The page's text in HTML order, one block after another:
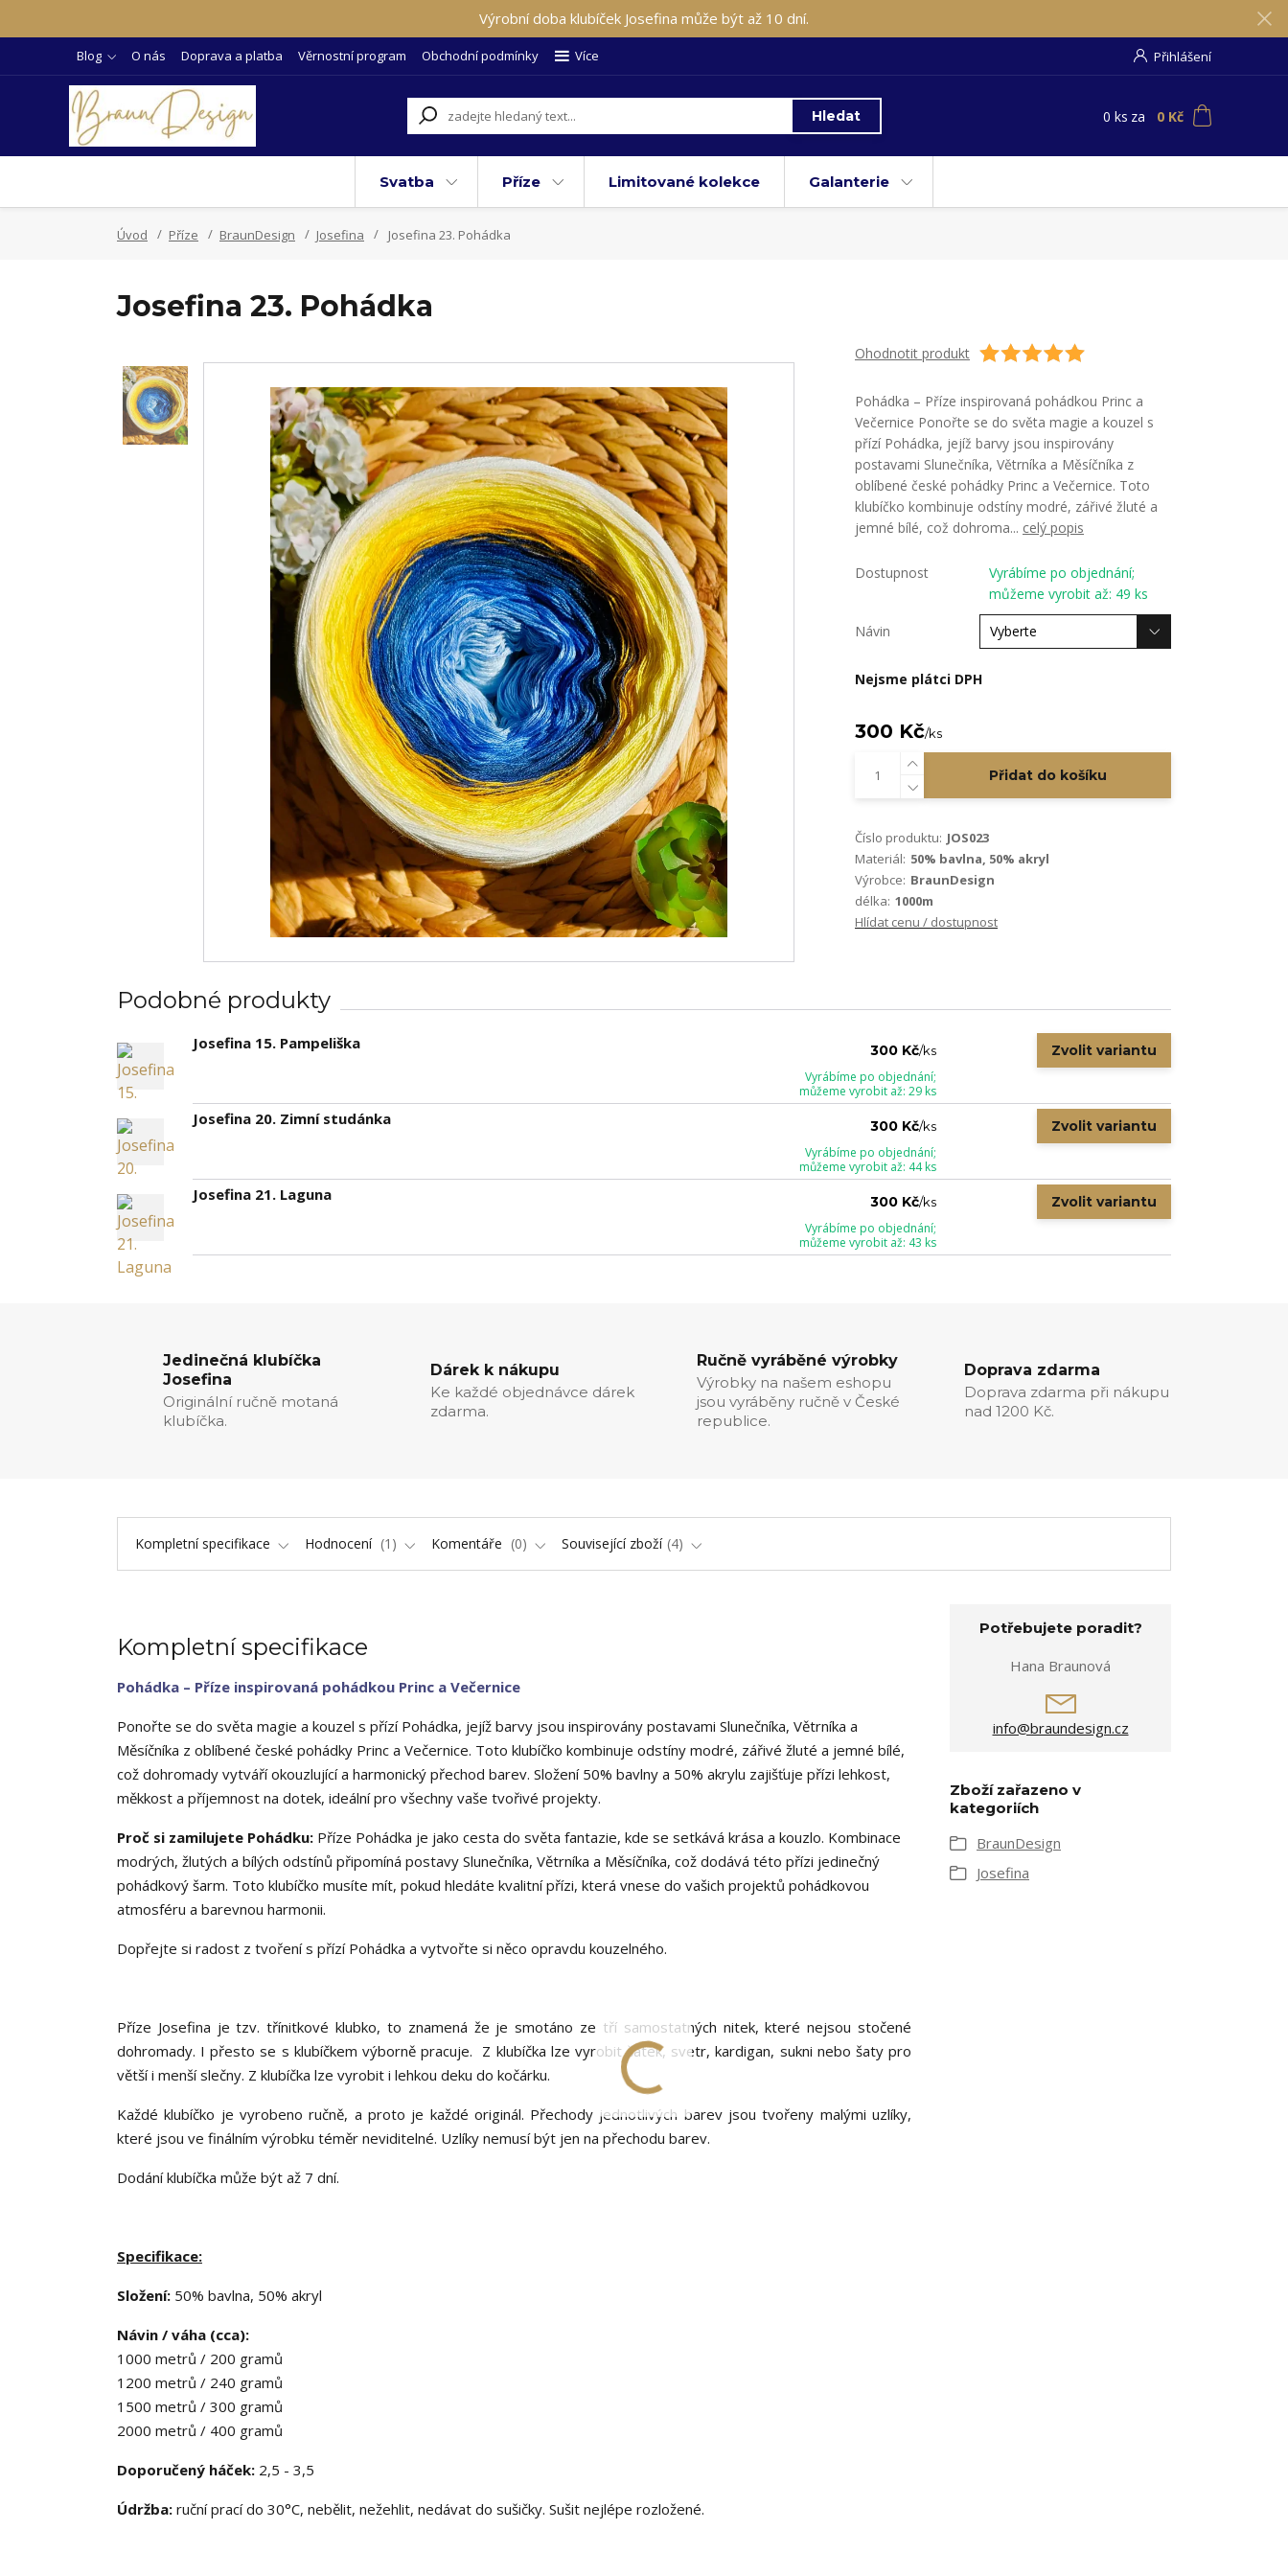
Výrobní doba klubíček Josefina může být až 10 dní.
Blog O nás Doprava a platba Věrnostní program Obchodní podmínky Více Přihlášení
Hledat 0 ks za 0 Kč
Svatba Příze Limitované kolekce Galanterie
Úvod Příze BraunDesign Josefina Josefina 23. Pohádka
Josefina 23. Pohádka
Ohodnotit produkt
Pohádka – Příze inspirovaná pohádkou Princ a
Večernice Ponořte se do světa magie a kouzel s
přízí Pohádka, jejíž barvy jsou inspirovány
postavami Slunečníka, Větrníka a Měsíčníka z
oblíbené české pohádky Princ a Večernice. Toto
klubíčko kombinuje odstíny modré, zářivé žluté a
jemné bílé, což dohroma... celý popis
Dostupnost
Vyrábíme po objednání;
můžeme vyrobit až: 49 ks
Návin
Nejsme plátci DPH
300 Kč/ks
Přidat do košíku
Číslo produktu: JOS023
Materiál: 50% bavlna, 50% akryl
Výrobce: BraunDesign
délka: 1000m
Hlídat cenu / dostupnost
Podobné produkty
Josefina 15. Pampeliška 300 Kč/ks
Vyrábíme po objednání;
můžeme vyrobit až: 29 ks
Zvolit variantu
Josefina 20. Zimní studánka 300 Kč/ks
Vyrábíme po objednání;
můžeme vyrobit až: 44 ks
Zvolit variantu
Josefina 21. Laguna 300 Kč/ks
Vyrábíme po objednání;
můžeme vyrobit až: 43 ks
Zvolit variantu
Jedinečná klubíčka
Josefina
Originální ručně motaná
klubíčka.
Dárek k nákupu
Ke každé objednávce dárek
zdarma.
Ručně vyráběné výrobky
Výrobky na našem eshopu
jsou vyráběny ručně v České
republice.
Doprava zdarma
Doprava zdarma při nákupu
nad 1200 Kč.
Kompletní specifikace Hodnocení 1 Komentáře 0 Související zboží 4
Kompletní specifikace
Pohádka – Příze inspirovaná pohádkou Princ a Večernice
Ponořte se do světa magie a kouzel s přízí Pohádka, jejíž barvy jsou inspirovány postavami Slunečníka, Větrníka a
Měsíčníka z oblíbené české pohádky Princ a Večernice. Toto klubíčko kombinuje odstíny modré, zářivé žluté a jemné bílé,
což dohromady vytváří okouzlující a harmonický přechod barev. Složení 50% bavlny a 50% akrylu zajišťuje přízi lehkost,
měkkost a příjemnost na dotek, ideální pro všechny vaše tvořivé projekty.
Proč si zamilujete Pohádku: Příze Pohádka je jako cesta do světa fantazie, kde se setkává krása a kouzlo. Kombinace
modrých, žlutých a bílých odstínů připomíná postavy Slunečníka, Větrníka a Měsíčníka, což dodává této přízi jedinečný
pohádkový šarm. Toto klubíčko musíte mít, pokud hledáte kvalitní přízi, která vnese do vašich projektů pohádkovou
atmosféru a barevnou harmonii.
Dopřejte si radost z tvoření s přízí Pohádka a vytvořte si něco opravdu kouzelného.
Příze Josefina je tzv. třínitkové klubko, to znamená že je smotáno ze tří samostatných nitek, které nejsou stočené
dohromady. I přesto se s klubíčkem výborně pracuje. Z klubíčka lze vyrobit šátek, svetr, kardigan, sukni nebo šaty pro
větší i menší slečny. Z klubíčka lze vyrobit i lehkou deku do kočárku.
Každé klubíčko je vyrobeno ručně, a proto je každé originál. Přechody jednotlivých barev jsou tvořeny malými uzlíky,
které jsou ve finálním výrobku téměr neviditelné. Uzlíky nemusí být jen na přechodu barev.
Dodání klubíčka může být až 7 dní.
Specifikace:
Složení: 50% bavlna, 50% akryl
Návin / váha (cca):
1000 metrů / 200 gramů
1200 metrů / 240 gramů
1500 metrů / 300 gramů
2000 metrů / 400 gramů
Doporučený háček: 2,5 - 3,5
Údržba: ruční prací do 30°C, nebělit, nežehlit, nedávat do sušičky. Sušit nejlépe rozložené.
Potřebujete poradit?
Hana Braunová
info@braundesign.cz
Zboží zařazeno v
kategoriích
BraunDesign
Josefina